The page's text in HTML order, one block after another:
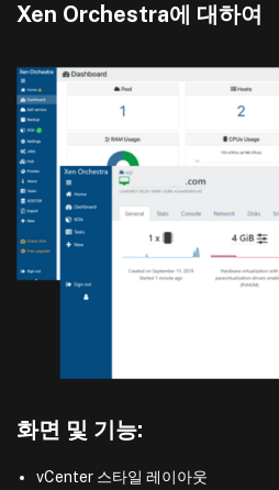
Xen Orchestra에 대하여
화면 및 기능:
vCenter 스타일 레이아웃